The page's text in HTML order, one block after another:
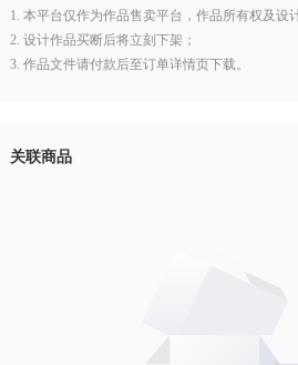
1. 本平台仅作为作品售卖平台，作品所有权及设
2. 设计作品买断后将立刻下架；
3. 作品文件请付款后至订单详情页下载。
关联商品